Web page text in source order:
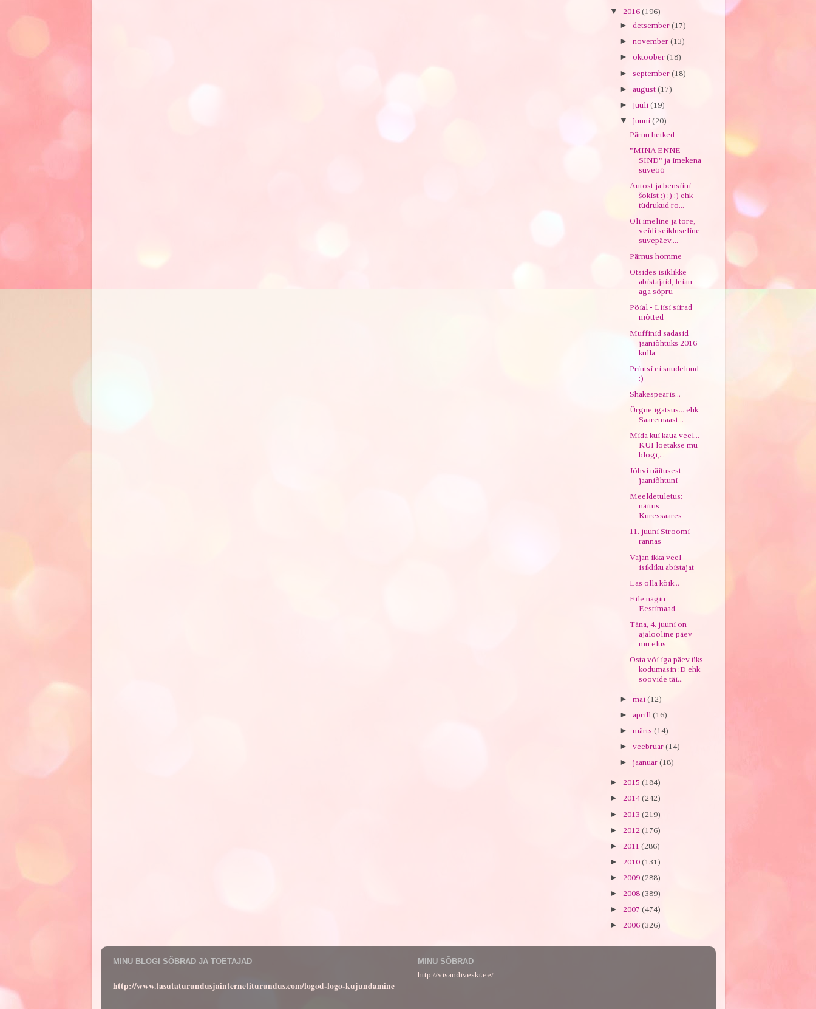
▼ 2016 (196)
► detsember (17)
► november (13)
► oktoober (18)
► september (18)
► august (17)
► juuli (19)
▼ juuni (20)
Pärnu hetked
"MINA ENNE
SIND" ja imekena
suveöö
Autost ja bensiini
šokist :) :) :) ehk
tüdrukud ro...
Oli imeline ja tore,
veidi seikluseline
suvepäev....
Pärnus homme
Otsides isiklikke
abistajaid, leian
aga sõpru
Pöial - Liisi siirad
mõtted
Muffinid sadasid
jaaniõhtuks 2016
külla
Printsi ei suudelnud
:)
Shakespearis...
Ürgne igatsus... ehk
Saaremaast...
Mida kui kaua veel...
KUI loetakse mu
blogi,...
Jõhvi näitusest
jaaniõhtuni
Meeldetuletus:
näitus
Kuressaares
11. juuni Stroomi
rannas
Vajan ikka veel
isikliku abistajat
Las olla kõik...
Eile nägin
Eestimaad
Täna, 4. juuni on
ajalooline päev
mu elus
Osta või iga päev üks
kodumasin :D ehk
soovide täi...
► mai (12)
► aprill (16)
► märts (14)
► veebruar (14)
► jaanuar (18)
► 2015 (184)
► 2014(242)
► 2013 (219)
► 2012 (176)
► 2011 (286)
► 2010 (131)
► 2009 (288)
► 2008 (389)
► 2007 (474)
► 2006 (326)
MINU BLOGI SÕBRAD JA TOETAJAD
http://www.tasutaturundusjainternetiturundus.com/logod-logo-kujundamine
MINU SÕBRAD
http://visandiveski.ee/